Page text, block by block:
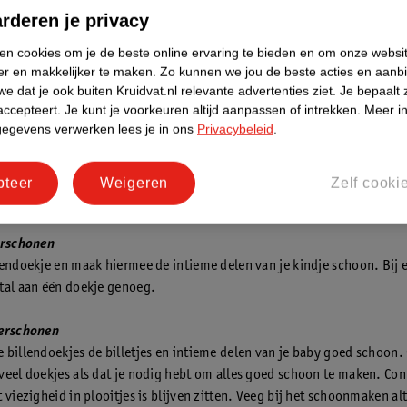
luier losmaken
stap is het losmaken van de luier. Je doet dit door de twee plakstrips
te trekken. Vouw de luier dicht over het vieze gedeelte. Je kindje ligt
buitenkant van de luier, ideaal bij ongelukjes.
hebt losgehaald, weet je zeker of je te maken hebt met een plas- of
en maak hiermee de intieme delen van je kindje schoon. Bij
aan één doekje genoeg.
billendoekjes de billetjes en intieme delen van je baby goed schoon.
doekjes als dat je nodig hebt om alles goed schoon te maken.
viezigheid in plooitjes is blijven zitten. Veeg bij het schoonmaken
je privacy
cookies om je de beste online ervaring te bieden en om onze
en makkelijker te maken. Zo kunnen we jou de beste acties en
dat je ook buiten Kruidvat.nl relevante advertenties ziet. Je bepaalt
Je kunt je voorkeuren altijd aanpassen of intrekken. Meer
verwerken lees je in ons Privacybeleid.
Zelf
Weigeren